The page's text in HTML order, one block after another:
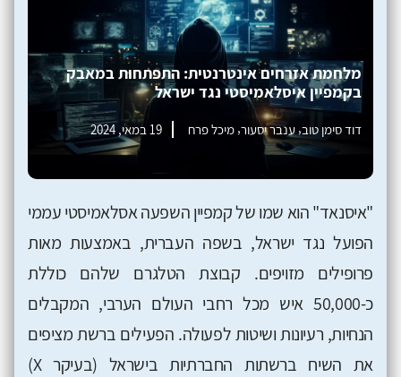
מלחמת אזרחים אינטרנטית: התפתחות במאבק
בקמפיין איסלאמיסטי נגד ישראל
דוד סימן טוב, ענבר יסעור, מיכל פרח 19 במאי, 2024
"איסנאד" הוא שמו של קמפיין השפעה אסלאמיסטי עממי
הפועל נגד ישראל, בשפה העברית, באמצעות מאות
פרופילים מזויפים. קבוצת הטלגרם שלהם כוללת
כ-50,000 איש מכל רחבי העולם הערבי, המקבלים
הנחיות, רעיונות ושיטות לפעולה. הפעילים ברשת מציפים
את השיח ברשתות החברתיות בישראל (בעיקר X)